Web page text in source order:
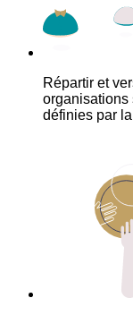
Répartir et
organisations
définies par